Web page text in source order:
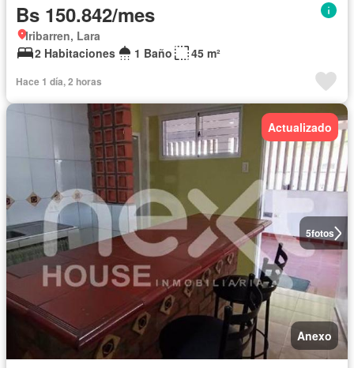
Bs 150.842/mes
Iribarren, Lara
2 Habitaciones
1 Baño 45 m²
Hace 1 día, 2 horas
5fotos
Actualizado
Anexo